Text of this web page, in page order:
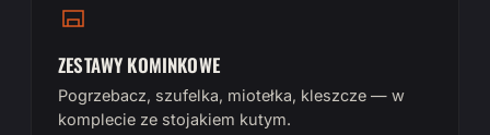
ZESTAWY KOMINKOWE
Pogrzebacz, szufelka, miotełka, kleszcze — w
komplecie ze stojakiem kutym.